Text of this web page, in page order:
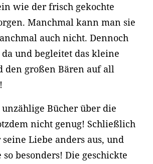
wie der frisch gekochte
Manchmal kann man sie
auch nicht. Dennoch
und begleitet das kleine
den großen Bären auf all
unzählige Bücher über die
nicht genug! Schließlich
Liebe anders aus, und
so besonders! Die geschickte